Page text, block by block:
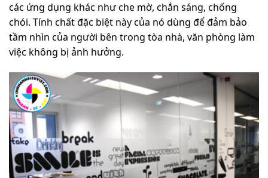
các ứng dụng khác như che mờ, chắn sáng, chống
chói. Tính chất đặc biệt này của nó dùng để đảm bảo
tầm nhìn của người bên trong tòa nhà, văn phòng làm
việc không bị ảnh hưởng.